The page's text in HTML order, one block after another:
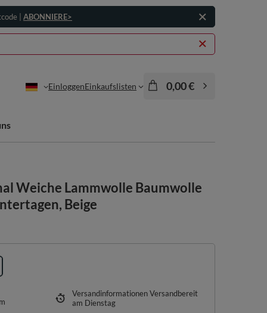
| ABONNIERE>
EinloggenEinkaufslisten 0,00 €
Weiche Lammwolle Baumwolle
Beige
VersandinformationenVersandbereit
am Dienstag